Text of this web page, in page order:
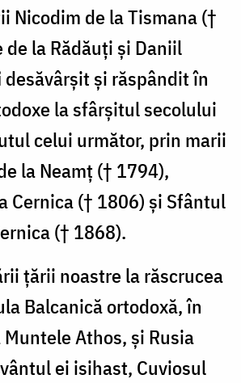
Nicodim de la Tismana (†
de la Rădăuţi şi Daniil
şi răspândit în
la sfârşitul secolului
celui următor, prin marii
la Neamţ († 1794),
Cernica († 1806) şi Sfântul
(† 1868).
ţării noastre la răscrucea
Balcanică ortodoxă, în
Athos, şi Rusia
ei isihast, Cuviosul